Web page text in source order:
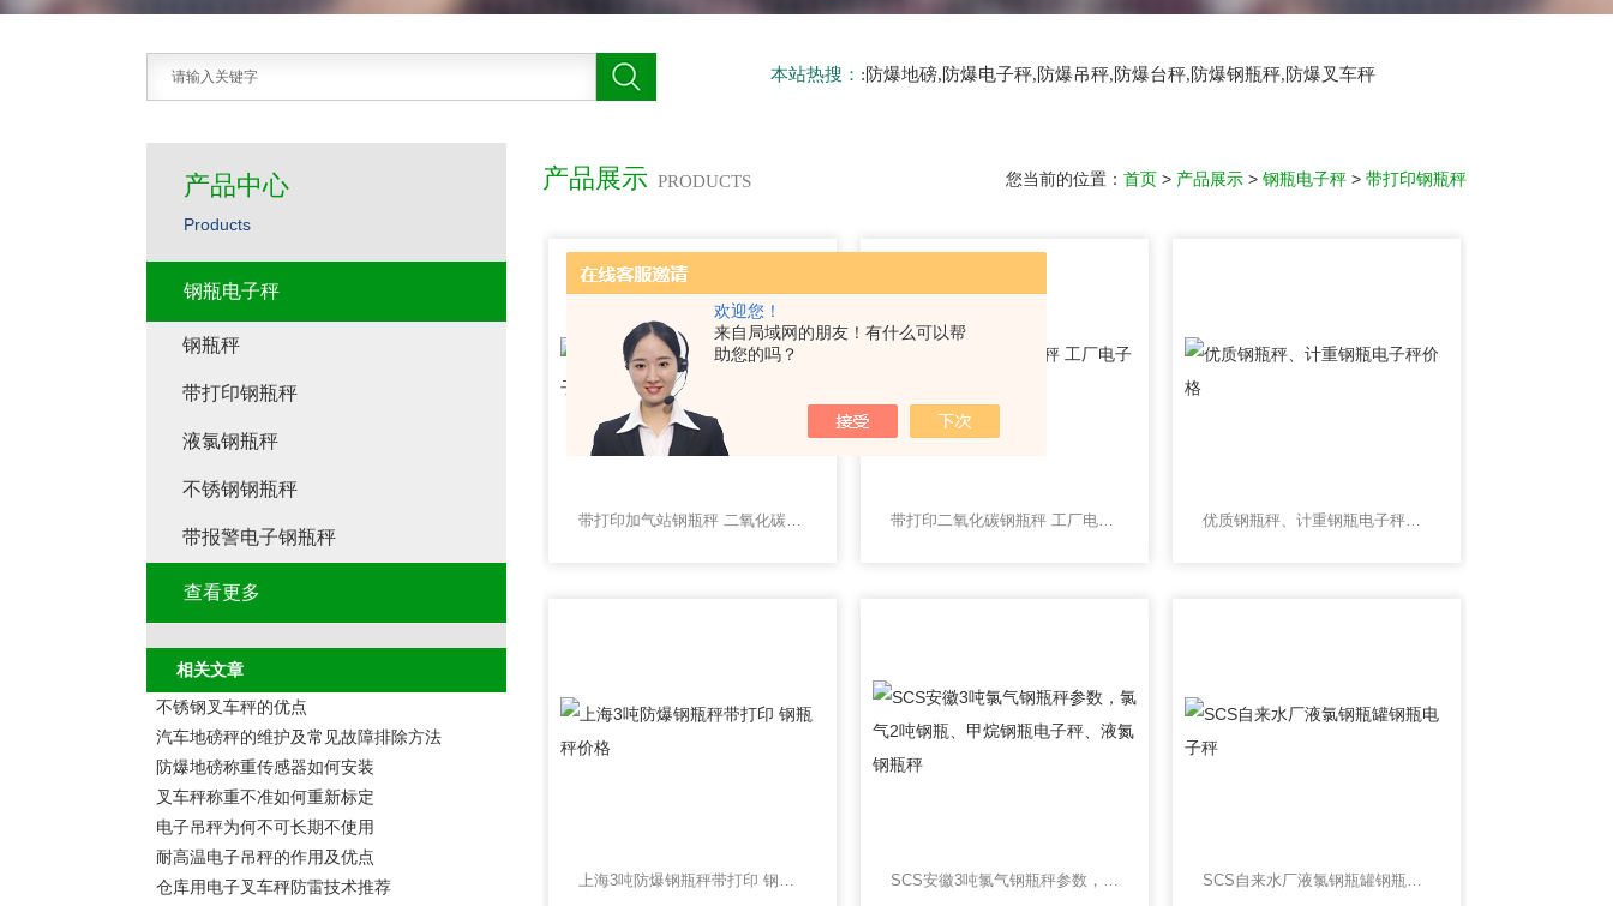
欢迎您！
来自局域网的朋友！有什么可以帮
助您的吗？
本站热搜： :防爆地磅,防爆电子秤,防爆吊秤,防爆台秤,防爆钢瓶秤,防爆叉车秤
产品展示 PRODUCTS 您当前的位置： 首页 > 产品展示 > 钢瓶电子秤 > 带打印钢瓶秤
带打印加气站钢瓶秤 二氧化碳电子气瓶秤 带打印二氧化碳钢瓶秤 工厂电子磅秤气瓶称 优质钢瓶秤、计重钢瓶电子秤价格
上海3吨防爆钢瓶秤带打印 钢瓶秤价格 SCS安徽3吨氯气钢瓶秤参数，氯气2吨钢瓶、甲烷钢瓶电子秤、液氮钢瓶秤 SCS自来水厂液氯钢瓶罐钢瓶电子秤
产品中心
Products
钢瓶电子秤
钢瓶秤
带打印钢瓶秤
液氯钢瓶秤
不锈钢钢瓶秤
带报警电子钢瓶秤
查看更多
相关文章
不锈钢叉车秤的优点
汽车地磅秤的维护及常见故障排除方法
防爆地磅称重传感器如何安装
叉车秤称重不准如何重新标定
电子吊秤为何不可长期不使用
耐高温电子吊秤的作用及优点
仓库用电子叉车秤防雷技术推荐